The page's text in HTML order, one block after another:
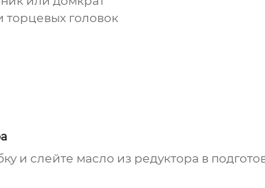
торцевых головок
и слейте масло из редуктора в